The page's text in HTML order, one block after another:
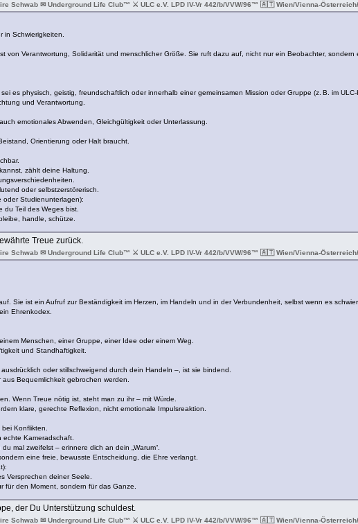
Schwab ✉ Underground Life Club™ ⚔ ULC e.V. LPD IV-Vr 442/b/VVW/96™ 🇦🇹 Wien/Vienna-
Schwierigkeiten.
von Verantwortung, Solidarität und menschlicher Größe. Sie ruft dazu auf, nicht nur ein Beobachter,
es physisch, geistig, freundschaftlich oder innerhalb einer gemeinsamen Mission oder Gruppe (z. B. im ULC-
und Verantwortung.
emotionales Abwenden, Gleichgültigkeit oder Unterlassung.
Orientierung oder Halt braucht.
zählt deine Haltung.
oder selbstzerstörerisch.
oder Studienunterlagen):
Teil des Weges bist.
handle, schütze.
Treue zurück.
Schwab ✉ Underground Life Club™ ⚔ ULC e.V. LPD IV-Vr 442/b/VVW/96™ 🇦🇹 Wien/Vienna-
Sie ist ein Aufruf zur Beständigkeit im Herzen, im Handeln und in der Verbundenheit, selbst wenn es
Ehrenkodex.
Menschen, einer Gruppe, einer Idee oder einem Weg.
und Standhaftigkeit.
oder stillschweigend durch dein Handeln –, ist sie bindend.
Bequemlichkeit gebrochen werden.
Wenn Treue nötig ist, steht man zu ihr – mit Würde.
klare, gerechte Reflexion, nicht emotionale Impulsreaktion.
Konflikten.
echte Kameradschaft.
mal zweifelst – erinnere dich an dein „Warum“.
eine freie, bewusste Entscheidung, die Ehre verlangt.
Versprechen deiner Seele.
für den Moment, sondern für das Ganze.
der Du Unterstützung schuldest.
Schwab ✉ Underground Life Club™ ⚔ ULC e.V. LPD IV-Vr 442/b/VVW/96™ 🇦🇹 Wien/Vienna-